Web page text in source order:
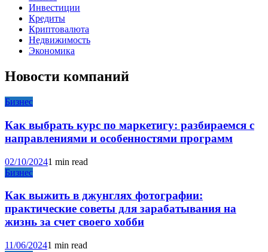
Инвестиции
Кредиты
Криптовалюта
Недвижимость
Экономика
Новости компаний
Бизнес
Как выбрать курс по маркетигу: разбираемся с
направлениями и особенностями программ
02/10/20241 min read
Бизнес
Как выжить в джунглях фотографии:
практические советы для зарабатывания на
жизнь за счет своего хобби
11/06/20241 min read